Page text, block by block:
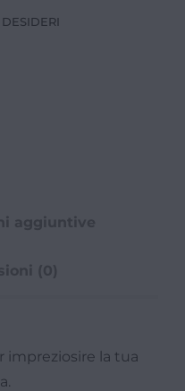
impreziosire la tua